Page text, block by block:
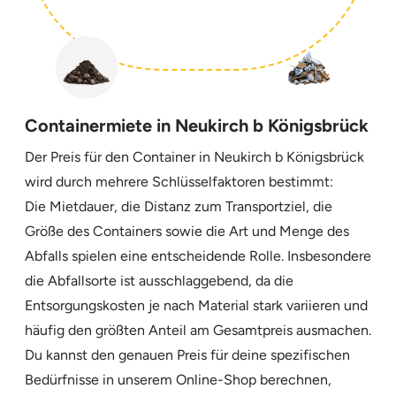
Containermiete in Neukirch b Königsbrück
Der Preis für den Container in Neukirch b Königsbrück
wird durch mehrere Schlüsselfaktoren bestimmt:
Die Mietdauer, die Distanz zum Transportziel, die
Größe des Containers sowie die Art und Menge des
Abfalls spielen eine entscheidende Rolle. Insbesondere
die Abfallsorte ist ausschlaggebend, da die
Entsorgungskosten je nach Material stark variieren und
häufig den größten Anteil am Gesamtpreis ausmachen.
Du kannst den genauen Preis für deine spezifischen
Bedürfnisse in unserem Online-Shop berechnen,